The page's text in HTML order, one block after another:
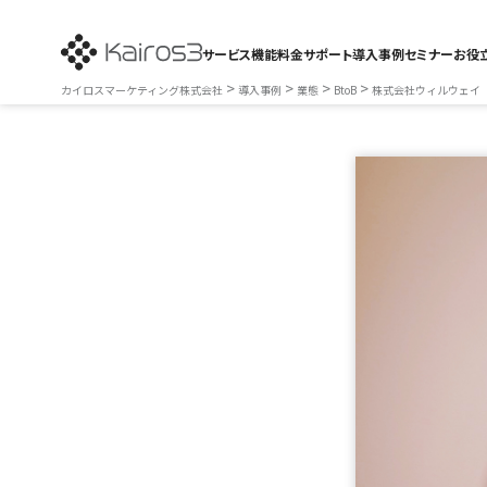
サービス機能料金サポート導入事例セミナーお役
カイロスマーケティング株式会社 > 導入事例 > 業態 > BtoB > 株式会社ウィルウェイ